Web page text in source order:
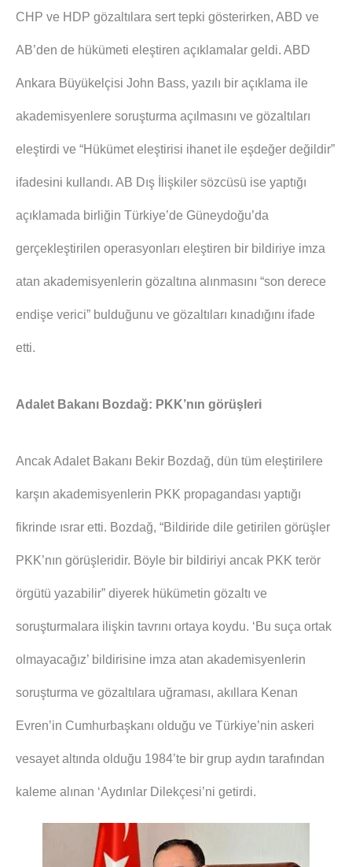
CHP ve HDP gözaltılara sert tepki gösterirken, ABD ve
AB’den de hükümeti eleştiren açıklamalar geldi. ABD
Ankara Büyükelçisi John Bass, yazılı bir açıklama ile
akademisyenlere soruşturma açılmasını ve gözaltıları
eleştirdi ve “Hükümet eleştirisi ihanet ile eşdeğer değildir”
ifadesini kullandı. AB Dış İlişkiler sözcüsü ise yaptığı
açıklamada birliğin Türkiye’de Güneydoğu’da
gerçekleştirilen operasyonları eleştiren bir bildiriye imza
atan akademisyenlerin gözaltına alınmasını “son derece
endişe verici” bulduğunu ve gözaltıları kınadığını ifade
etti.
Adalet Bakanı Bozdağ: PKK’nın görüşleri
Ancak Adalet Bakanı Bekir Bozdağ, dün tüm eleştirilere
karşın akademisyenlerin PKK propagandası yaptığı
fikrinde ısrar etti. Bozdağ, “Bildiride dile getirilen görüşler
PKK’nın görüşleridir. Böyle bir bildiriyi ancak PKK terör
örgütü yazabilir” diyerek hükümetin gözaltı ve
soruşturmalara ilişkin tavrını ortaya koydu. ‘Bu suça ortak
olmayacağız’ bildirisine imza atan akademisyenlerin
soruşturma ve gözaltılara uğraması, akıllara Kenan
Evren’in Cumhurbaşkanı olduğu ve Türkiye’nin askeri
vesayet altında olduğu 1984’te bir grup aydın tarafından
kaleme alınan ‘Aydınlar Dilekçesi’ni getirdi.